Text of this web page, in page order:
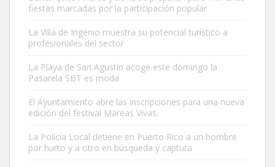
Este gato macho ha aparecido en la calle hace menos de un mes,
Leales.org » Gran Canaria
9.7.2025
fiestas marcadas por la participación popular
La Villa de Ingenio muestra su potencial turístico a
profesionales del sector
La Playa de San Agustín acoge este domingo la
Pasarela SBT es moda
El Ayuntamiento abre las inscripciones para una nueva
edición del festival Mareas Vivas.
La Policía Local detiene en Puerto Rico a un hombre
por hurto y a otro en búsqueda y captura